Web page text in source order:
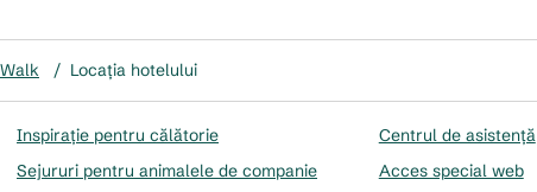
/ Locația hotelului
Inspirație pentru călătorie
Sejururi pentru animalele de companie
Centrul de asistență
Acces special web